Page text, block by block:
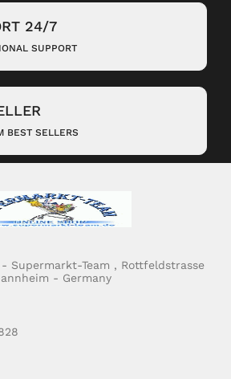
24/7
SUPPORT
BEST SELLERS
- Supermarkt-Team , Rottfeldstrasse
- Germany